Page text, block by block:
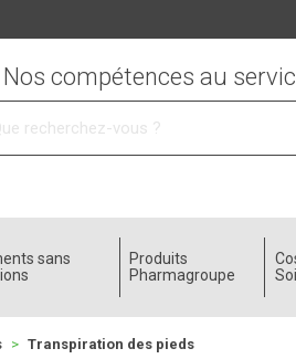
Nos compétences au
sans
Produits
Pharmagroupe
Transpiration des pieds